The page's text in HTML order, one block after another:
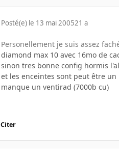
Posté(e) le 13 mai 200521 a
Personellement je suis assez
diamond max 10 avec 16mo de
sinon tres bonne config hormis
et les enceintes sont peut être un
manque un ventirad (7000b cu)
Citer